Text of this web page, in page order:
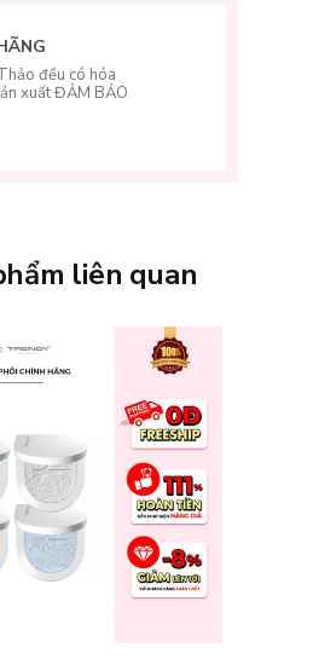
đều có hóa
xuất ĐẢM BẢO
liên quan